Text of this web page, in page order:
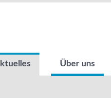
Über uns